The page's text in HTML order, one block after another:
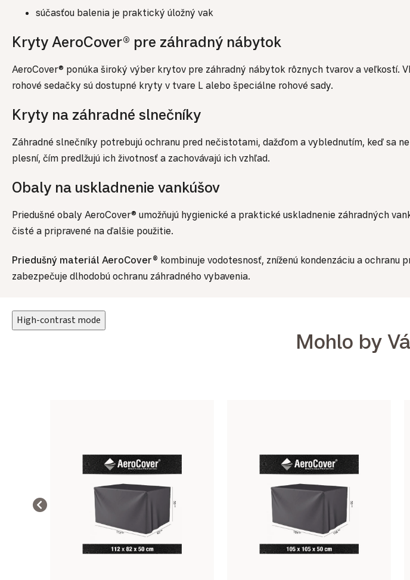
súčasťou balenia je praktický úložný vak
Kryty AeroCover® pre záhradný nábytok
AeroCover® ponúka široký výber krytov pre záhradný nábytok rôznych tvarov a veľkostí.
rohové sedačky sú dostupné kryty v tvare L alebo špeciálne rohové sady.
Kryty na záhradné slnečníky
Záhradné slnečníky potrebujú ochranu pred nečistotami, dažďom a vyblednutím, keď sa
plesní, čím predlžujú ich životnosť a zachovávajú ich vzhľad.
Obaly na uskladnenie vankúšov
Priedušné obaly AeroCover® umožňujú hygienické a praktické uskladnenie záhradných
čisté a pripravené na ďalšie použitie.
Priedušný materiál AeroCover® kombinuje vodotesnosť, zníženú kondenzáciu a ochranu
zabezpečuje dlhodobú ochranu záhradného vybavenia.
High-contrast mode
Mohlo by